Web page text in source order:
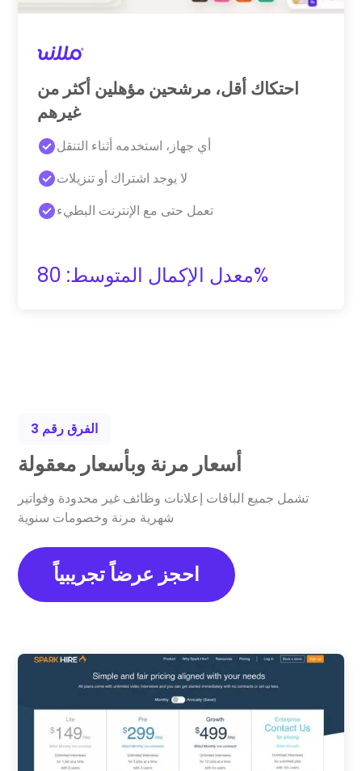
احتكاك أقل، مرشحين مؤهلين أكثر من
غيرهم
أي جهاز، استخدمه أثناء التنقل
لا يوجد اشتراك أو تنزيلات
تعمل حتى مع الإنترنت البطيء
معدل الإكمال المتوسط: 80%
الفرق رقم 3
أسعار مرنة وبأسعار معقولة
تشمل جميع الباقات إعلانات وظائف غير محدودة وفواتير
شهرية مرنة وخصومات سنوية
احجز عرضاً تجريبياً